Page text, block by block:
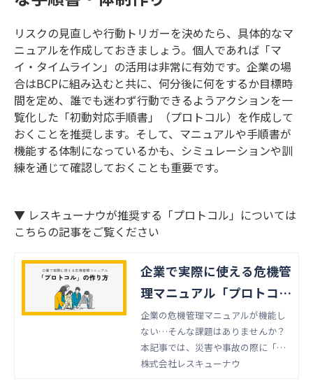
リスクの見直しや行動トリガーを決めたら、具体的なマ
ニュアルを作成しておきましょう。個人であれば「マ
イ・タイムライン」の活用は非常に有効です。企業の場
合はBCPに組み込むと共に、何分後に何をするか目標時
間を定め、誰でも迷わず行動できるようアクションを一
覧化した「初動対応手順書」（プロトコル）を作成して
おくことを推奨します。そして、マニュアルや手順書が
機能する体制になっているかも、シミュレーションや訓
練を通じて確認しておくことも重要です。
▼ レスキューナウが推奨する「プロトコル」については
こちらの記事をご覧ください
企業で実際に使える危機管
理マニュアル「プロトコ
ル」の作り方
企業の危機管理マニュアルが機能し
ない…そんな課題はありませんか？
本記事では、災害や事故の際に「誰
が・いつまでに・何をするか」を定
株式会社レスキューナウ